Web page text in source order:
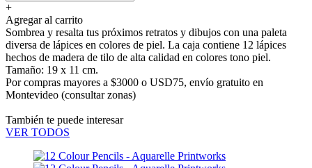
+
Agregar al carrito
Sombrea y resalta tus próximos retratos y dibujos con una paleta
diversa de lápices en colores de piel. La caja contiene 12 lápices
hechos de madera de tilo de alta calidad en colores tono piel.
Tamaño: 19 x 11 cm.
Por compras mayores a $3000 o USD75, envío gratuito en
Montevideo (consultar zonas)
También te puede interesar
VER TODOS